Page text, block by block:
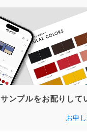
ンプルをお配りして
お申